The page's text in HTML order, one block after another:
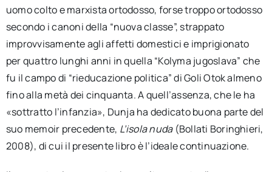
uomo colto e marxista ortodosso, forse troppo ortodosso
secondo i canoni della “nuova classe”, strappato
improvvisamente agli affetti domestici e imprigionato
per quattro lunghi anni in quella “Kolyma jugoslava” che
fu il campo di “rieducazione politica” di Goli Otok almeno
fino alla metà dei cinquanta. A quell’assenza, che le ha
«sottratto l’infanzia», Dunja ha dedicato buona parte del
suo memoir precedente, L’isola nuda(Bollati Boringhieri,
2008), di cui il presente libro è l’ideale continuazione.